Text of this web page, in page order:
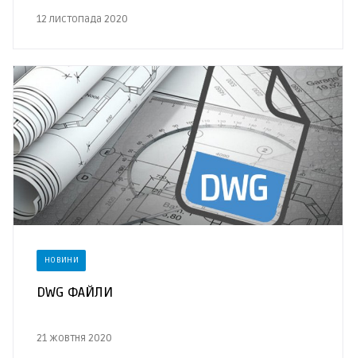
12 листопада 2020
НОВИНИ
DWG ФАЙЛИ
21 жовтня 2020